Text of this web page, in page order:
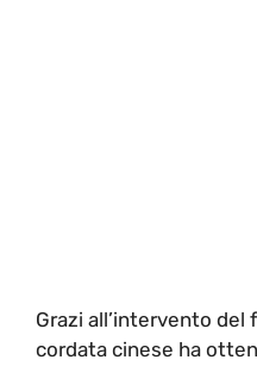
Grazi all’intervento del
cordata cinese ha